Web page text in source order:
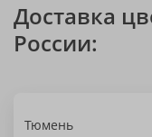
Доставка
России:
Тюмень